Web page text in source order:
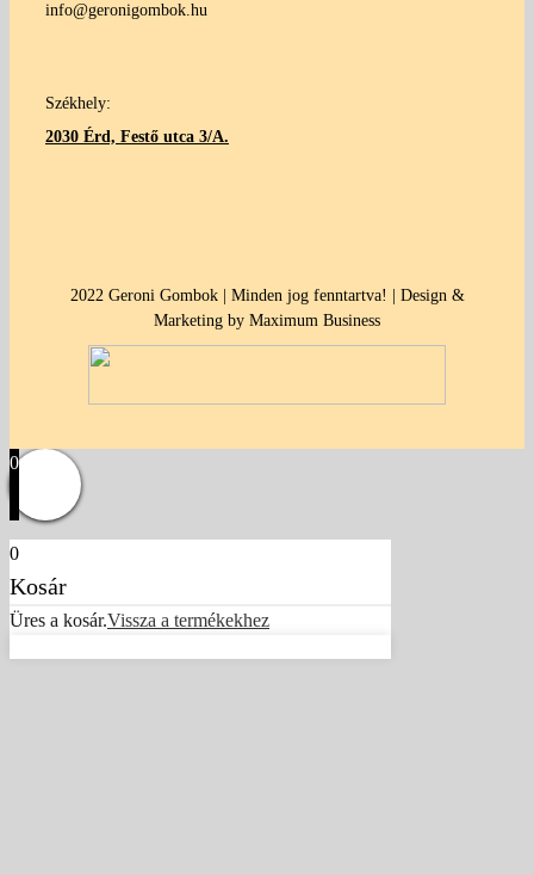
info@geronigombok.hu
Székhely:
2030 Érd, Festő utca 3/A.
2022 Geroni Gombok | Minden jog fenntartva! | Design &
Marketing by Maximum Business
0
0
Kosár
Üres a kosár.Vissza a termékekhez